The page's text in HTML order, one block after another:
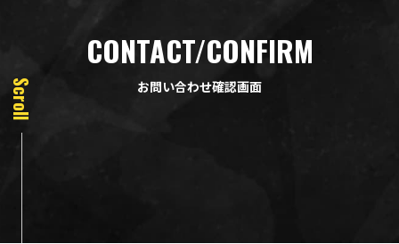
CONTACT/CONFIRM
お問い合わせ確認画面
Scroll